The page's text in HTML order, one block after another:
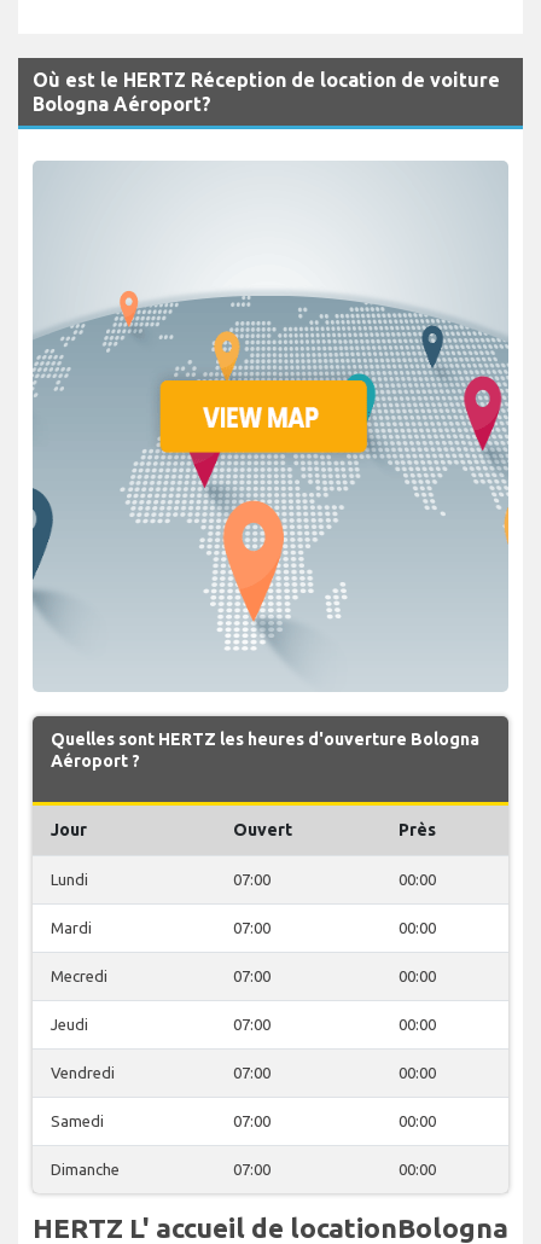
Où est le HERTZ Réception de location de voiture
Bologna Aéroport?
Quelles sont HERTZ les heures d'ouverture Bologna
Aéroport ?
Jour Ouvert Près
Lundi 07:00 00:00
Mardi 07:00 00:00
Mecredi 07:00 00:00
Jeudi 07:00 00:00
Vendredi 07:00 00:00
Samedi 07:00 00:00
Dimanche 07:00 00:00
HERTZ L' accueil de locationBologna